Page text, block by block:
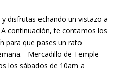
estudian y trabajan en
disfrutas echando un vistazo a
continuación, te contamos los
para que pases un rato
Mercadillo de Temple
los sábados de 10am a